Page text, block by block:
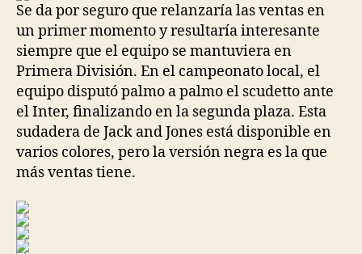
Se da por seguro que relanzaría las ventas en
un primer momento y resultaría interesante
siempre que el equipo se mantuviera en
Primera División. En el campeonato local, el
equipo disputó palmo a palmo el scudetto ante
el Inter, finalizando en la segunda plaza. Esta
sudadera de Jack and Jones está disponible en
varios colores, pero la versión negra es la que
más ventas tiene.